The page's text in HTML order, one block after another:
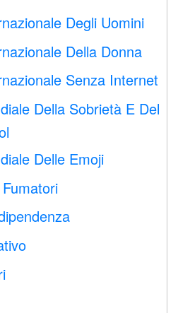
Degli Uomini
Della Donna
Senza Internet
Della Sobrietà E Del
Delle Emoji